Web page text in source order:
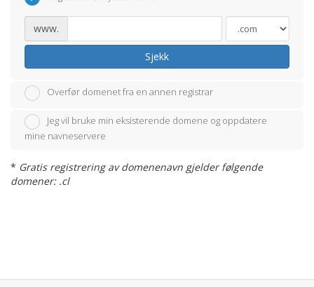
www.
Sjekk
Overfør domenet fra en annen registrar
Jeg vil bruke min eksisterende domene og oppdatere
mine navneservere
* Gratis registrering av domenenavn gjelder følgende
domener: .cl